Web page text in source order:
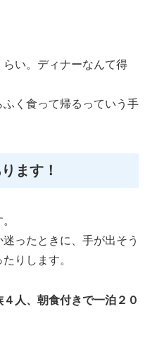
い。ディナーなんて得
く食って帰るっていう手
ます！
ったときに、手が出そう
りします。
人、朝食付きで一泊２０